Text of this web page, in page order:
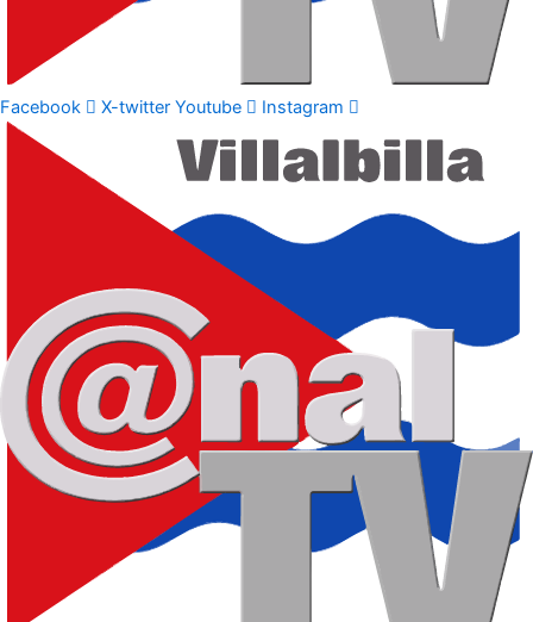
Facebook X-twitter Youtube Instagram